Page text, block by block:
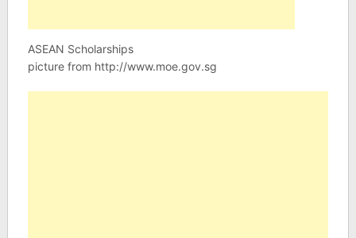
ASEAN Scholarships
picture from http://www.moe.gov.sg